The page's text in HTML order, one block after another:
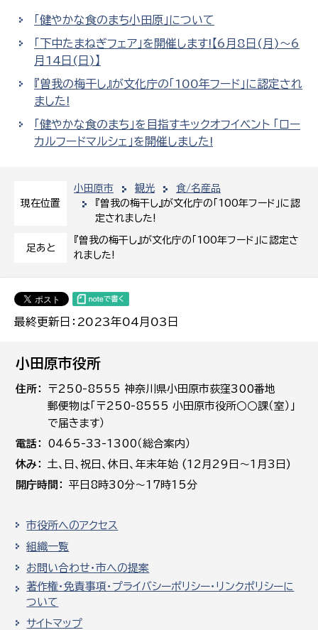
現在位置
小田原市 観光
食/名産品
『曽我の梅干し』が文化庁の「100年フード」に認
定されました!
足あと
『曽我の梅干し』が文化庁の「100年フード」に認定さ
れました!
最終更新日：2023年04月03日
「健やかな食のまち小田原」について
「下中たまねぎフェア」を開催します!【6月8日(月)～6
月14日(日)】
『曽我の梅干し』が文化庁の「100年フード」に認定され
ました!
「健やかな食のまち」を目指すキックオフイベント 「ロー
カルフードマルシェ」を開催しました!
小田原市役所
住所
〒250-8555 神奈川県小田原市荻窪300番地
郵便物は「〒250-8555 小田原市役所○○課（室）」
で届きます）
電話
0465-33-1300（総合案内）
休み
土､日､祝日、休日、年末年始 (12月29日～1月3日)
開庁時間
平日8時30分～17時15分
市役所へのアクセス
組織一覧
お問い合わせ・市への提案
著作権・免責事項・プライバシーポリシー・リンクポリシーに
ついて
サイトマップ